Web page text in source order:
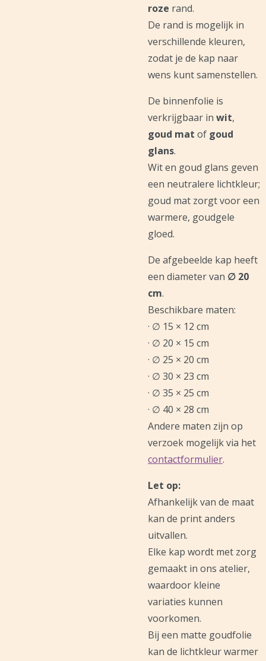
roze rand.
De rand is mogelijk in
verschillende kleuren,
zodat je de kap naar
wens kunt samenstellen.
De binnenfolie is
verkrijgbaar in wit,
goud mat of goud
glans.
Wit en goud glans geven
een neutralere lichtkleur;
goud mat zorgt voor een
warmere, goudgele
gloed.
De afgebeelde kap heeft
een diameter van ∅ 20
cm.
Beschikbare maten:
· ∅ 15 × 12 cm
· ∅ 20 × 15 cm
· ∅ 25 × 20 cm
· ∅ 30 × 23 cm
· ∅ 35 × 25 cm
· ∅ 40 × 28 cm
Andere maten zijn op
verzoek mogelijk via het
contactformulier.
Let op:
Afhankelijk van de maat
kan de print anders
uitvallen.
Elke kap wordt met zorg
gemaakt in ons atelier,
waardoor kleine
variaties kunnen
voorkomen.
Bij een matte goudfolie
kan de lichtkleur warmer